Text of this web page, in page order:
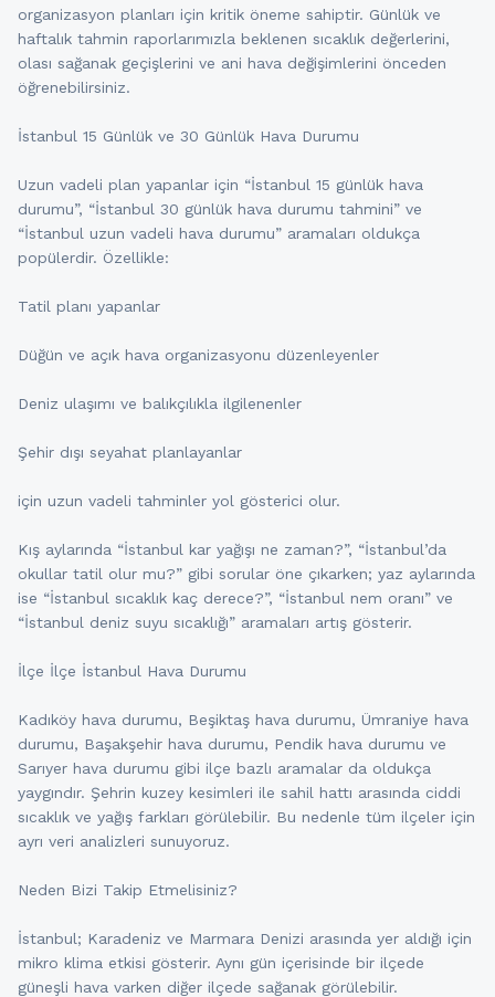
organizasyon planları için kritik öneme sahiptir. Günlük ve
haftalık tahmin raporlarımızla beklenen sıcaklık değerlerini,
olası sağanak geçişlerini ve ani hava değişimlerini önceden
öğrenebilirsiniz.
İstanbul 15 Günlük ve 30 Günlük Hava Durumu
Uzun vadeli plan yapanlar için “İstanbul 15 günlük hava
durumu”, “İstanbul 30 günlük hava durumu tahmini” ve
“İstanbul uzun vadeli hava durumu” aramaları oldukça
popülerdir. Özellikle:
Tatil planı yapanlar
Düğün ve açık hava organizasyonu düzenleyenler
Deniz ulaşımı ve balıkçılıkla ilgilenenler
Şehir dışı seyahat planlayanlar
için uzun vadeli tahminler yol gösterici olur.
Kış aylarında “İstanbul kar yağışı ne zaman?”, “İstanbul’da
okullar tatil olur mu?” gibi sorular öne çıkarken; yaz aylarında
ise “İstanbul sıcaklık kaç derece?”, “İstanbul nem oranı” ve
“İstanbul deniz suyu sıcaklığı” aramaları artış gösterir.
İlçe İlçe İstanbul Hava Durumu
Kadıköy hava durumu, Beşiktaş hava durumu, Ümraniye hava
durumu, Başakşehir hava durumu, Pendik hava durumu ve
Sarıyer hava durumu gibi ilçe bazlı aramalar da oldukça
yaygındır. Şehrin kuzey kesimleri ile sahil hattı arasında ciddi
sıcaklık ve yağış farkları görülebilir. Bu nedenle tüm ilçeler için
ayrı veri analizleri sunuyoruz.
Neden Bizi Takip Etmelisiniz?
İstanbul; Karadeniz ve Marmara Denizi arasında yer aldığı için
mikro klima etkisi gösterir. Aynı gün içerisinde bir ilçede
güneşli hava varken diğer ilçede sağanak görülebilir.